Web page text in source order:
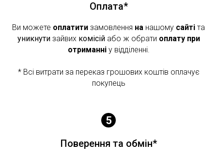
Оплата*
Ви можете оплатити замовлення на нашому сайті та
уникнути зайвих комісій або ж обрати оплату при
отриманніу відділенні.
* Всі витрати за переказ грошових коштів оплачує
покупець
Поверення та обмін*